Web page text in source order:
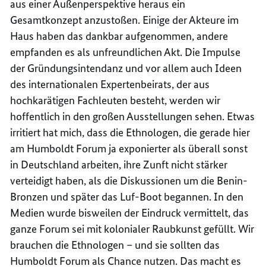
aus einer Außenperspektive heraus ein
Gesamtkonzept anzustoßen. Einige der Akteure im
Haus haben das dankbar aufgenommen, andere
empfanden es als unfreundlichen Akt. Die Impulse
der Gründungsintendanz und vor allem auch Ideen
des internationalen Expertenbeirats, der aus
hochkarätigen Fachleuten besteht, werden wir
hoffentlich in den großen Ausstellungen sehen. Etwas
irritiert hat mich, dass die Ethnologen, die gerade hier
am Humboldt Forum ja exponierter als überall sonst
in Deutschland arbeiten, ihre Zunft nicht stärker
verteidigt haben, als die Diskussionen um die Benin-
Bronzen und später das Luf-Boot begannen. In den
Medien wurde bisweilen der Eindruck vermittelt, das
ganze Forum sei mit kolonialer Raubkunst gefüllt. Wir
brauchen die Ethnologen – und sie sollten das
Humboldt Forum als Chance nutzen. Das macht es